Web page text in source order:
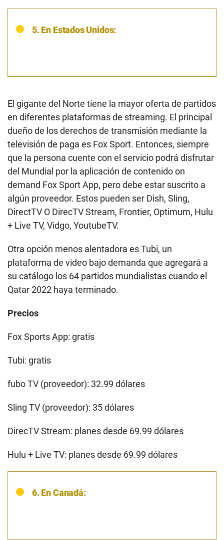
5. En Estados Unidos:
El gigante del Norte tiene la mayor oferta de partidos
en diferentes plataformas de streaming. El principal
dueño de los derechos de transmisión mediante la
televisión de paga es Fox Sport. Entonces, siempre
que la persona cuente con el servicio podrá disfrutar
del Mundial por la aplicación de contenido on
demand Fox Sport App, pero debe estar suscrito a
algún proveedor. Estos pueden ser Dish, Sling,
DirectTV O DirecTV Stream, Frontier, Optimum, Hulu
+ Live TV, Vidgo, YoutubeTV.
Otra opción menos alentadora es Tubi, un
plataforma de video bajo demanda que agregará a
su catálogo los 64 partidos mundialistas cuando el
Qatar 2022 haya terminado.
Precios
Fox Sports App: gratis
Tubi: gratis
fubo TV (proveedor): 32.99 dólares
Sling TV (proveedor): 35 dólares
DirecTV Stream: planes desde 69.99 dólares
Hulu + Live TV: planes desde 69.99 dólares
6. En Canadá: